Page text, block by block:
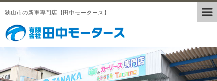
狭山市の新車専門店【田中モータース】